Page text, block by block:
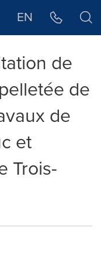
EN
de
de
de
et
Trois-